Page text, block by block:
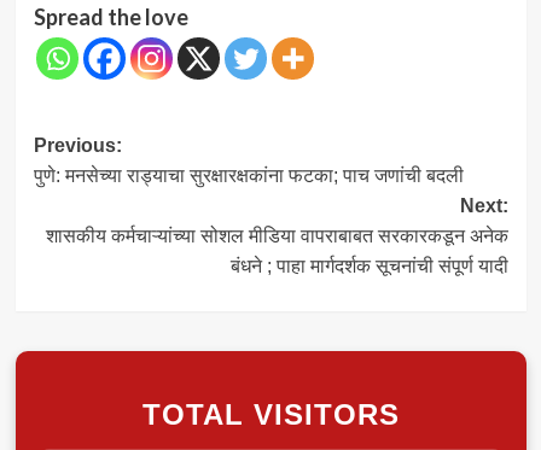
Spread the love
Post
navigation
Previous:
पुणे: मनसेच्या राड्याचा सुरक्षारक्षकांना फटका; पाच जणांची बदली
Next:
शासकीय कर्मचाऱ्यांच्या सोशल मीडिया वापराबाबत सरकारकडून अनेक
बंधने ; पाहा मार्गदर्शक सूचनांची संपूर्ण यादी
TOTAL VISITORS